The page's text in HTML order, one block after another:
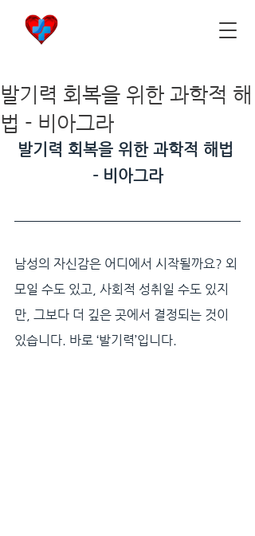
발기력 회복을 위한 과학적 해
법 - 비아그라
발기력 회복을 위한 과학적 해법
- 비아그라
남성의 자신감은 어디에서 시작될까요? 외
모일 수도 있고, 사회적 성취일 수도 있지
만, 그보다 더 깊은 곳에서 결정되는 것이
있습니다. 바로 ‘발기력’입니다.